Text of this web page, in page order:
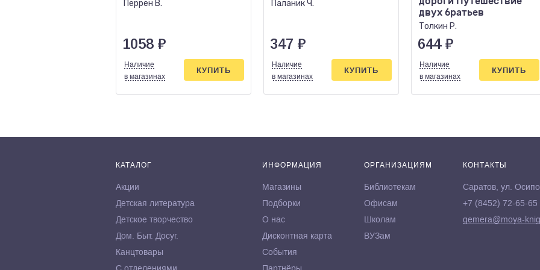
Перрен В.
1058 ₽
Наличие
в магазинах
КУПИТЬ
Паланик Ч.
347 ₽
Наличие
в магазинах
КУПИТЬ
двух братьев
Толкин Р.
644 ₽
Наличие
в магазинах
КУПИТЬ
КАТАЛОГ
Акции
Детская литература
Детское творчество
Дом. Быт. Досуг.
Канцтовары
ИНФОРМАЦИЯ
Магазины
Подборки
О нас
Дисконтная карта
События
ОРГАНИЗАЦИЯМ
Библиотекам
Офисам
Школам
ВУЗам
КОНТАКТЫ
Саратов, ул.
+7 (8452) 72-65-65
gemera@moya-